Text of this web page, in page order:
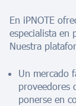
En iPNOTE
especialista en
Nuestra
Un mercado
proveedores
ponerse en